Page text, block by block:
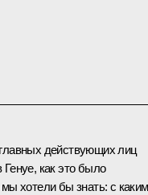
действующих лиц
Генуе, как это было
хотели бы знать: с